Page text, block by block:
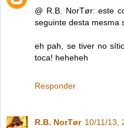
@ R.B. NorTør: este
seguinte desta mesma
eh pah, se tiver no
toca! heheheh
Responder
R.B. NorTør 10/11/13,